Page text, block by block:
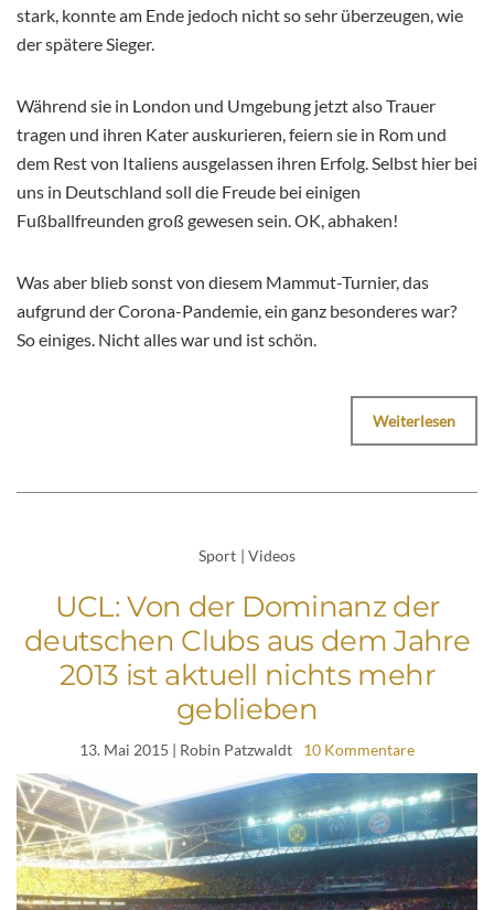
stark, konnte am Ende jedoch nicht so sehr überzeugen, wie
der spätere Sieger.
Während sie in London und Umgebung jetzt also Trauer
tragen und ihren Kater auskurieren, feiern sie in Rom und
dem Rest von Italiens ausgelassen ihren Erfolg. Selbst hier bei
uns in Deutschland soll die Freude bei einigen
Fußballfreunden groß gewesen sein. OK, abhaken!
Was aber blieb sonst von diesem Mammut-Turnier, das
aufgrund der Corona-Pandemie, ein ganz besonderes war?
So einiges. Nicht alles war und ist schön.
Weiterlesen
Sport | Videos
UCL: Von der Dominanz der
deutschen Clubs aus dem Jahre
2013 ist aktuell nichts mehr
geblieben
13. Mai 2015 | Robin Patzwaldt 10 Kommentare